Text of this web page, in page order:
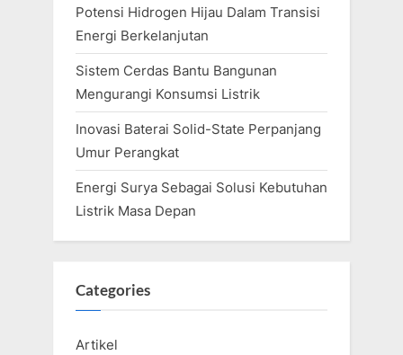
Potensi Hidrogen Hijau Dalam Transisi
Energi Berkelanjutan
Sistem Cerdas Bantu Bangunan
Mengurangi Konsumsi Listrik
Inovasi Baterai Solid-State Perpanjang
Umur Perangkat
Energi Surya Sebagai Solusi Kebutuhan
Listrik Masa Depan
Categories
Artikel